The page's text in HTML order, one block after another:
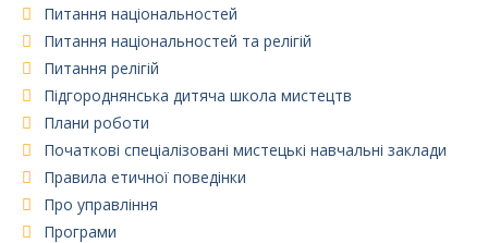
Питання національностей
Питання національностей та релігій
Питання релігій
Підгороднянська дитяча школа мистецтв
Плани роботи
Початкові спеціалізовані мистецькі навчальні заклади
Правила етичної поведінки
Про управління
Програми